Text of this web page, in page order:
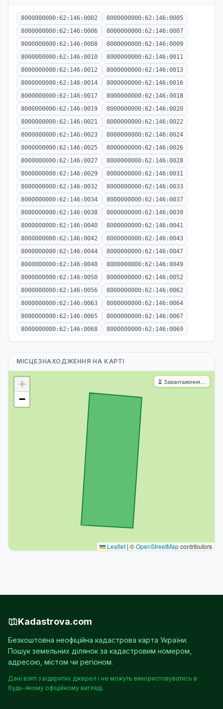
8000000000:62:146:0002
8000000000:62:146:0005
8000000000:62:146:0006
8000000000:62:146:0007
8000000000:62:146:0008
8000000000:62:146:0009
8000000000:62:146:0010
8000000000:62:146:0011
8000000000:62:146:0012
8000000000:62:146:0013
8000000000:62:146:0014
8000000000:62:146:0016
8000000000:62:146:0017
8000000000:62:146:0018
8000000000:62:146:0019
8000000000:62:146:0020
8000000000:62:146:0021
8000000000:62:146:0022
8000000000:62:146:0023
8000000000:62:146:0024
8000000000:62:146:0025
8000000000:62:146:0026
8000000000:62:146:0027
8000000000:62:146:0028
8000000000:62:146:0029
8000000000:62:146:0031
8000000000:62:146:0032
8000000000:62:146:0033
8000000000:62:146:0034
8000000000:62:146:0037
8000000000:62:146:0038
8000000000:62:146:0039
8000000000:62:146:0040
8000000000:62:146:0041
8000000000:62:146:0042
8000000000:62:146:0043
8000000000:62:146:0044
8000000000:62:146:0047
8000000000:62:146:0048
8000000000:62:146:0049
8000000000:62:146:0050
8000000000:62:146:0052
8000000000:62:146:0056
8000000000:62:146:0062
8000000000:62:146:0063
8000000000:62:146:0064
8000000000:62:146:0065
8000000000:62:146:0067
8000000000:62:146:0068
8000000000:62:146:0069
МІСЦЕЗНАХОДЖЕННЯ НА КАРТІ
+
−
⏳ Завантаження…
Leaflet | ©OpenStreetMapcontributors
Kadastrova.com
Безкоштовна неофіційна кадастрова карта України.
Пошук земельних ділянок за кадастровим номером,
адресою, містом чи регіоном.
Дані взяті з відкритих джерел і не можуть використовуватись в
будь-якому офіційному вигляді.